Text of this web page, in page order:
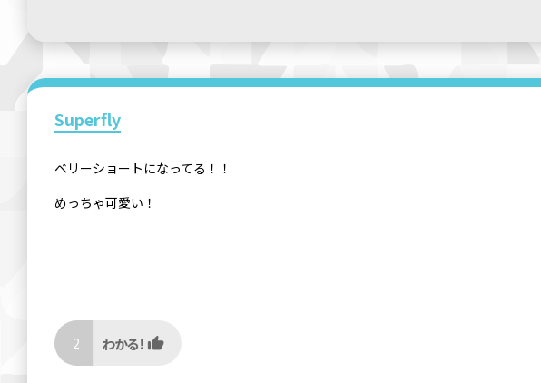
Superfly
ベリーショートになってる！！
めっちゃ可愛い！
2